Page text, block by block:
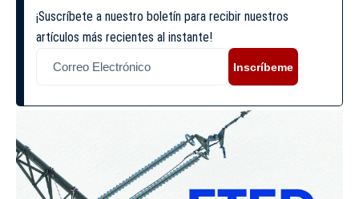
¡Suscríbete a nuestro boletín para recibir nuestros
artículos más recientes al instante!
Inscríbeme